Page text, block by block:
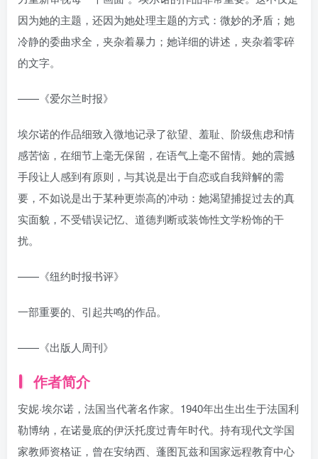
因为她的主题，还因为她处理主题的方式：微妙的矛盾；她
冷静的委曲求全，夹杂着暴力；她详细的讲述，夹杂着零碎
的文字。
——《爱尔兰时报》
埃尔诺的作品细致入微地记录了欲望、羞耻、阶级焦虑和情
感苦恼，在细节上毫无保留，在语气上毫不留情。她的震撼
手段让人感到有原则，与其说是出于自恋或自我辩解的需
要，不如说是出于某种更崇高的冲动：她渴望捕捉过去的真
实面貌，不受错误记忆、道德判断或装饰性文学粉饰的干
扰。
——《纽约时报书评》
一部重要的、引起共鸣的作品。
——《出版人周刊》
作者简介
安妮·埃尔诺，法国当代著名作家。1940年出生出生于法国利
勒博纳，在诺曼底的伊沃托度过青年时代。持有现代文学国
家教师资格证，曾在安纳西、蓬图瓦兹和国家远程教育中心